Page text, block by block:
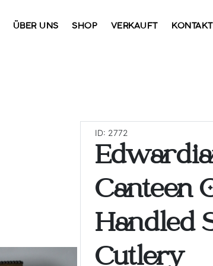
ÜBER UNS SHOP VERKAUFT KONTAKT
ID: 2772
Canteen
Handled
Cutlery